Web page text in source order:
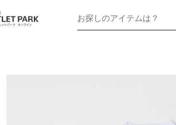
お探しのアイテムは？